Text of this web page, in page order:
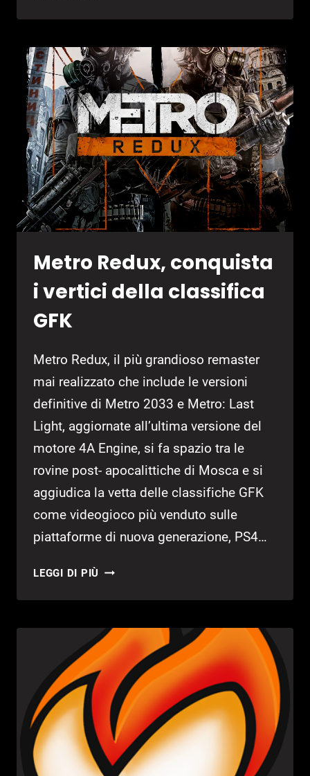
APRILE
Metro Redux, conquista
i vertici della classifica
GFK
Metro Redux, il più grandioso remaster
mai realizzato che include le versioni
definitive di Metro 2033 e Metro: Last
Light, aggiornate all’ultima versione del
motore 4A Engine, si fa spazio tra le
rovine post- apocalittiche di Mosca e si
aggiudica la vetta delle classifiche GFK
come videogioco più venduto sulle
piattaforme di nuova generazione, PS4…
LEGGI DI PIÙ METRO
CONQUISTA
VERTICI
DELLA
CLASSIFICA
GFK